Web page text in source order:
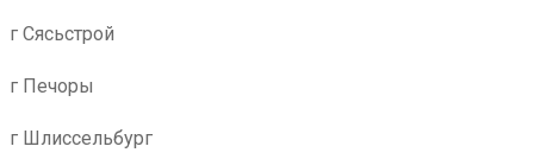
г Сясьстрой
г Печоры
г Шлиссельбург